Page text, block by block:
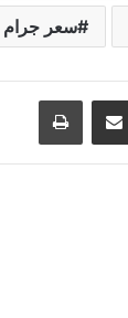
سعر جرام
مشاركة عبر البريد طباعة